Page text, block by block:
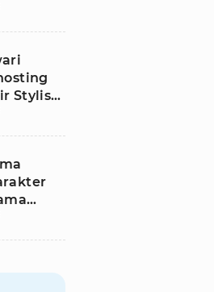
Red
Stylist
AU